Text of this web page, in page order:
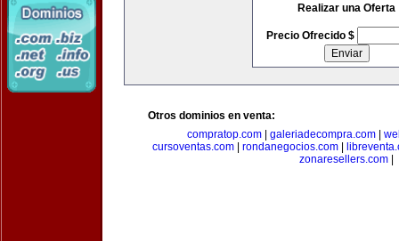
Realizar una Oferta
Precio Ofrecido $
Otros dominios en venta:
compratop.com| galeriadecompra.com|
cursoventas.com
rondanegocios.com
zonaresellers.com